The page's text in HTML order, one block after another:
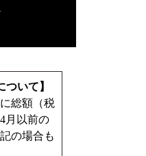
ついて】
総額（税
月以前の
の場合も